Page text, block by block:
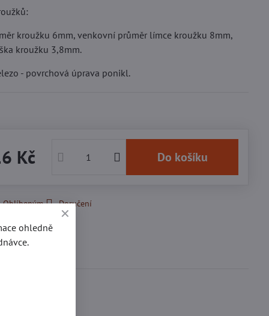
kroužku 6mm, venkovní průměr límce kroužku 8mm,
kroužku 3,8mm.
- povrchová úprava ponikl.
Kč Do košíku
Oblíbeným Doručení
ohledně